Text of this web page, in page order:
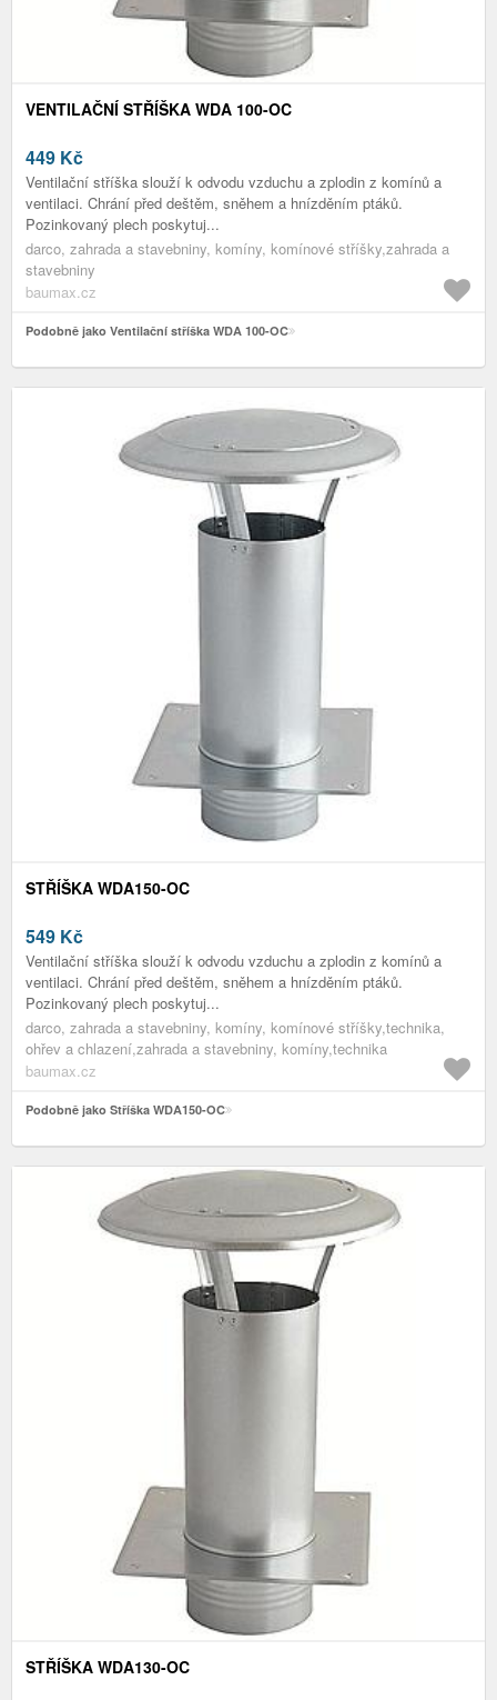
VENTILAČNÍ STŘÍŠKA WDA 100-OC
449 Kč
Ventilační stříška slouží k odvodu vzduchu a zplodin z komínů a
ventilaci. Chrání před deštěm, sněhem a hnízděním ptáků.
Pozinkovaný plech poskytuj...
darco, zahrada a stavebniny, komíny, komínové stříšky,zahrada a
stavebniny
baumax.cz
Podobně jako Ventilační stříška WDA 100-OC
STŘÍŠKA WDA150-OC
549 Kč
Ventilační stříška slouží k odvodu vzduchu a zplodin z komínů a
ventilaci. Chrání před deštěm, sněhem a hnízděním ptáků.
Pozinkovaný plech poskytuj...
darco, zahrada a stavebniny, komíny, komínové stříšky,technika,
ohřev a chlazení,zahrada a stavebniny, komíny,technika
baumax.cz
Podobně jako Stříška WDA150-OC
STŘÍŠKA WDA130-OC